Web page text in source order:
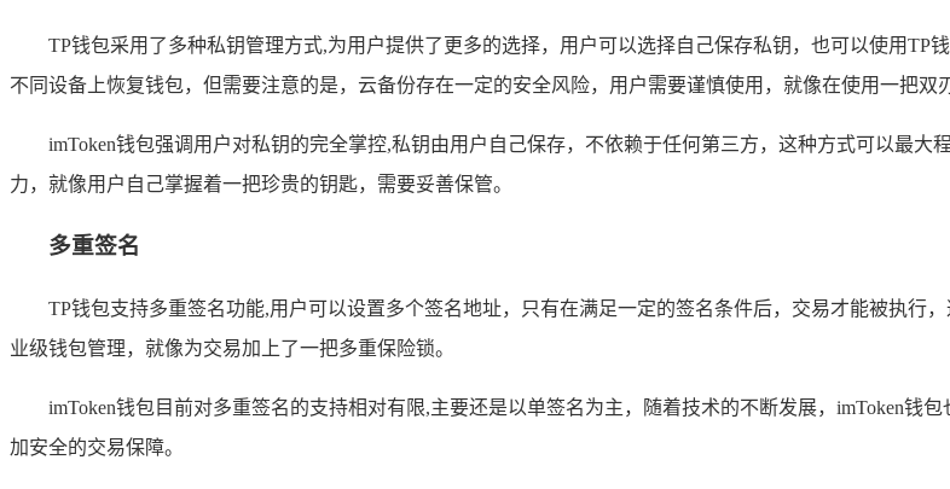
TP钱包采用了多种私钥管理方式,为用户提供了更多的选择，用户可以选择自己保存私钥，也可以使用
不同设备上恢复钱包，但需要注意的是，云备份存在一定的安全风险，用户需要谨慎使用，就像在使用一把双
imToken钱包强调用户对私钥的完全掌控,私钥由用户自己保存，不依赖于任何第三方，这种方式可以最大
力，就像用户自己掌握着一把珍贵的钥匙，需要妥善保管。
多重签名
TP钱包支持多重签名功能,用户可以设置多个签名地址，只有在满足一定的签名条件后，交易才能被执行
业级钱包管理，就像为交易加上了一把多重保险锁。
imToken钱包目前对多重签名的支持相对有限,主要还是以单签名为主，随着技术的不断发展，imToken钱
加安全的交易保障。